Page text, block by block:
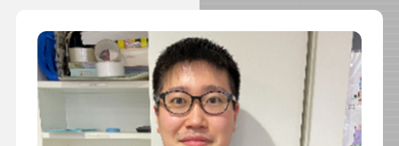
先生の学び応援コラム
SDGsの取組み
お知らせ